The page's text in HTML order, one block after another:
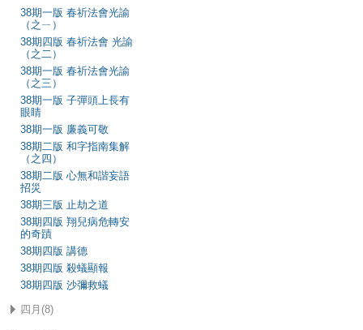
38期一版 春祈法會光諭
（之ㄧ）
38期四版 春祈法會 光諭
（之二）
38期一版 春祈法會光諭
（之三）
38期一版 子彈頭上長有
眼睛
38期一版 廉義可敬
38期二版 和字指南集解
（之四）
38期二版 心無和諧妄語
招災
38期三版 止劫之道
38期四版 翔兒病危轉安
的奇蹟
38期四版 講德
38期四版 殺蟻顯報
38期四版 沙彌救蟻
四月(8)